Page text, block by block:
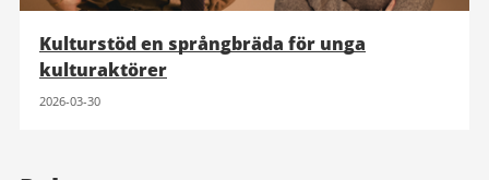
Kulturstöd en språngbräda för unga
kulturaktörer
2026-03-30